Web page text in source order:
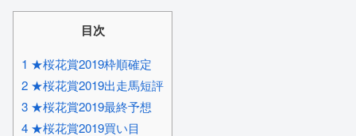
目次
1 ★桜花賞2019枠順確定
2 ★桜花賞2019出走馬短評
3 ★桜花賞2019最終予想
4 ★桜花賞2019買い目